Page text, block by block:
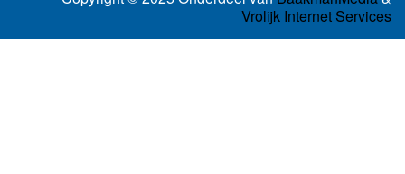
Vrolijk Internet Services